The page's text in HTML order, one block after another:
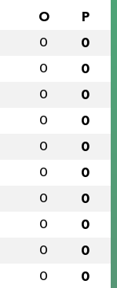
O P
0 0
0 0
0 0
0 0
0 0
0 0
0 0
0 0
0 0
0 0